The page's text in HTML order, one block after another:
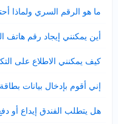
ما هو الرقم السري ولماذا
مصغر
أين يمكنني إيجاد رقم هاتف
عرض
مصغر
كيف يمكنني الاطلاع على
مصغر
إني أقوم بإدخال بيانات
مصغر
هل يتطلب الفندق إيداع أو
مصغر